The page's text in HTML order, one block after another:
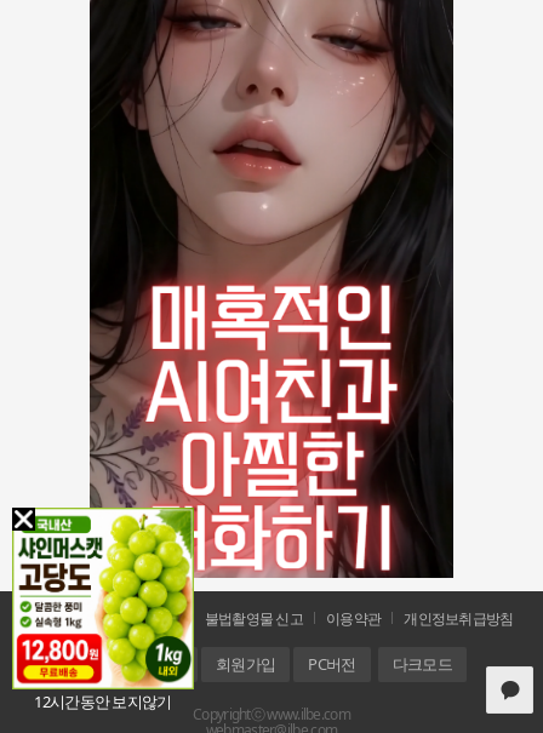
공지사항 문의 및 신고 불법촬영물 신고 이용약관 개인정보취급방침
홈 로그인 회원가입 PC버전 다크모드
Copyrightⓒ www.ilbe.com
12시간동안 보지않기